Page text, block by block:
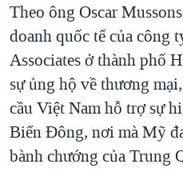
Theo ông Oscar
doanh quốc tế của công
Associates ở thành phố
sự ủng hộ về thương
cầu Việt Nam hỗ trợ sự
Biển Đông, nơi mà Mỹ
bành chướng của Trung